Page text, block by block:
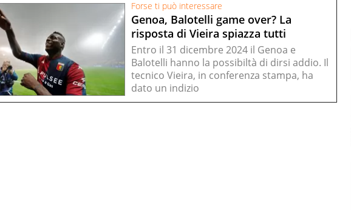
Forse ti può interessare
Genoa, Balotelli game over? La
risposta di Vieira spiazza tutti
Entro il 31 dicembre 2024 il Genoa e
Balotelli hanno la possibiltà di dirsi addio. Il
tecnico Vieira, in conferenza stampa, ha
dato un indizio